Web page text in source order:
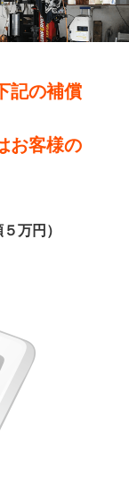
記の補償
お客様の
万円）